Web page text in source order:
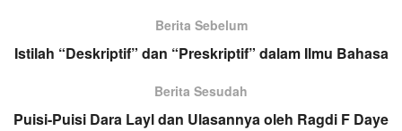
Berita Sebelum
Istilah “Deskriptif” dan “Preskriptif” dalam Ilmu Bahasa
Berita Sesudah
Puisi-Puisi Dara Layl dan Ulasannya oleh Ragdi F Daye